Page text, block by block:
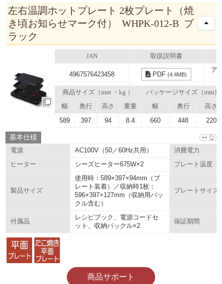
左右温調ホットプレート 2枚プレート（焼
き頃お知らせマーク付） WHPK-012-B ブ
ラック
JAN 取扱説明書
4967576423458 PDF(4.4MB)
ア
商品サイズ（mm ・kg ）
パッケージサイズ（mm）
幅
奥行 高さ 重量 幅 奥行 高さ
589 397 94 8.4 660 448 220
基本仕様
電源 AC100V（50／60Hz共用）
消費電力
ヒーター
シーズヒーター675W×2 プレート温度
製品サイズ
使用時：589×397×94mm（プ
レート装着）／収納時1枚：
596×397×127mm（収納用バッ
クル含む）
プレートサイズ
付属品
レシピブック、電源コードセ
ット、収納バックル×2
保証期間
商品サポート